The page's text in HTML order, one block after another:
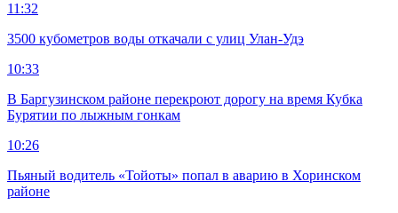
11:32
3500 кубометров воды откачали с улиц Улан-Удэ
10:33
В Баргузинском районе перекроют дорогу на время Кубка
Бурятии по лыжным гонкам
10:26
Пьяный водитель «Тойоты» попал в аварию в Хоринском
районе